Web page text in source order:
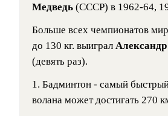
Медведь (СССР) в 1962-64,
Больше всех чемпионатов
до 130 кг. выиграл
(девять раз).
1. Бадминтон - самый
волана может достигать 270